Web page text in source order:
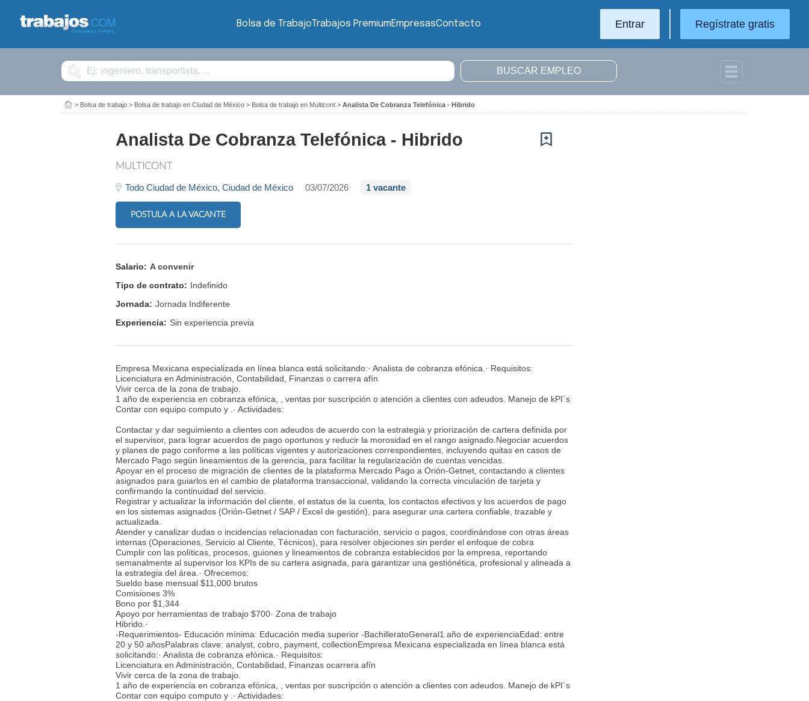
Bolsa de TrabajoTrabajos PremiumEmpresasContacto Entrar Regístrate gratis
Buscar
> Bolsa de trabajo > Bolsa de trabajo en Ciudad de México > Bolsa de trabajo en Multicont > Analista De Cobranza Telefónica - Hibrido
Analista De Cobranza Telefónica - Hibrido
MULTICONT
Todo Ciudad de México, Ciudad de México 03/07/2026 1 vacante
POSTULA A LA VACANTE
Salario: A convenir
Tipo de contrato: Indefinido
Jornada: Jornada Indiferente
Experiencia: Sin experiencia previa
Empresa Mexicana especializada en línea blanca está solicitando:· Analista de cobranza efónica.· Requisitos:
Licenciatura en Administración, Contabilidad, Finanzas o carrera afín
Vivir cerca de la zona de trabajo.
1 año de experiencia en cobranza efónica, , ventas por suscripción o atención a clientes con adeudos. Manejo de kPI´s
Contar con equipo computo y .· Actividades:
Contactar y dar seguimiento a clientes con adeudos de acuerdo con la estrategia y priorización de cartera definida por
el supervisor, para lograr acuerdos de pago oportunos y reducir la morosidad en el rango asignado.Negociar acuerdos
y planes de pago conforme a las políticas vigentes y autorizaciones correspondientes, incluyendo quitas en casos de
Mercado Pago según lineamientos de la gerencia, para facilitar la regularización de cuentas vencidas.
Apoyar en el proceso de migración de clientes de la plataforma Mercado Pago a Orión-Getnet, contactando a clientes
asignados para guiarlos en el cambio de plataforma transaccional, validando la correcta vinculación de tarjeta y
confirmando la continuidad del servicio.
Registrar y actualizar la información del cliente, el estatus de la cuenta, los contactos efectivos y los acuerdos de pago
en los sistemas asignados (Orión-Getnet / SAP / Excel de gestión), para asegurar una cartera confiable, trazable y
actualizada.
Atender y canalizar dudas o incidencias relacionadas con facturación, servicio o pagos, coordinándose con otras áreas
internas (Operaciones, Servicio al Cliente, Técnicos), para resolver objeciones sin perder el enfoque de cobra
Cumplir con las políticas, procesos, guiones y lineamientos de cobranza establecidos por la empresa, reportando
semanalmente al supervisor los KPIs de su cartera asignada, para garantizar una gestiónética, profesional y alineada a
la estrategia del área.· Ofrecemos:
Sueldo base mensual $11,000 brutos
Comisiones 3%
Bono por $1,344
Apoyo por herramientas de trabajo $700· Zona de trabajo
Hibrido.·
-Requerimientos- Educación mínima: Educación media superior -BachilleratoGeneral1 año de experienciaEdad: entre
20 y 50 añosPalabras clave: analyst, cobro, payment, collectionEmpresa Mexicana especializada en línea blanca está
solicitando:· Analista de cobranza efónica.· Requisitos:
Licenciatura en Administración, Contabilidad, Finanzas ocarrera afín
Vivir cerca de la zona de trabajo.
1 año de experiencia en cobranza efónica, , ventas por suscripción o atención a clientes con adeudos. Manejo de kPI´s
Contar con equipo computo y .· Actividades: